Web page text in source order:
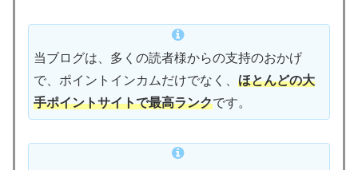
当ブログは、多くの読者様からの支持のおかげ
で、ポイントインカムだけでなく、 ほとんどの大
手ポイントサイトで最高ランクです。